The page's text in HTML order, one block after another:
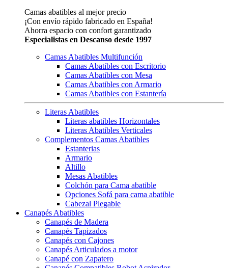
Camas abatibles al mejor precio
¡Con envío rápido fabricado en España!
Ahorra espacio con confort garantizado
Especialistas en Descanso desde 1997
Camas Abatibles Multifunción
Camas Abatibles con Escritorio
Camas Abatibles con Mesa
Camas Abatibles con Armario
Camas Abatibles con Estantería
Literas Abatibles
Literas abatibles Horizontales
Literas Abatibles Verticales
Complementos Camas Abatibles
Estanterias
Armario
Altillo
Mesas Abatibles
Colchón para Cama abatible
Opciones Sofá para cama abatible
Cabezal Plegable
Canapés Abatibles
Canapés de Madera
Canapés Tapizados
Canapés con Cajones
Canapés Articulados a motor
Canapé con Zapatero